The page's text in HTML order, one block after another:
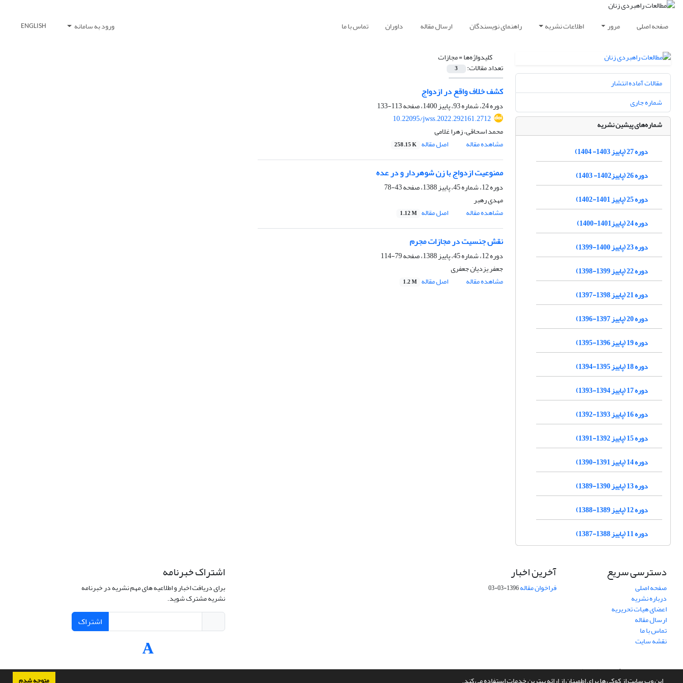
صفحه اصلی مرور اطلاعات نشریه راهنمای نویسندگان ارسال مقاله داوران تماس با ما ورود به سامانه ENGLISH
کلیدواژه‌ها =مجازات
تعداد مقالات: 3
کشف خلاف واقع در ازدواج
دوره 24، شماره 93، پاییز 1400، صفحه
113-133
10.22095/jwss.2022.292161.2712
محمد اسحاقی، زهرا غلامی
مشاهده مقاله
اصل مقاله 258.15 K
ممنوعیت ازدواج با زن شوهردار و در عده
دوره 12، شماره 45، پاییز 1388، صفحه
43-78
مهدی رهبر
مشاهده مقاله
اصل مقاله 1.12 M
نقش جنسیت در مجازات مجرم
دوره 12، شماره 45، پاییز 1388، صفحه
79-114
جعفر یزدیان جعفری
مشاهده مقاله
اصل مقاله 1.2 M
مقالات آماده انتشار
شماره جاری
شماره‌های پیشین نشریه
دوره 27 (پاییز 1403- 1404)
دوره 26 (پاییز1402- 1403)
دوره 25 (پاییز 1401-1402)
دوره 24 (پاییز1401-1400)
دوره 23 (پاییز 1400-1399)
دوره 22 (پاییز 1399-1398)
دوره 21 (پاییز 1398-1397)
دوره 20 (پاییز 1397-1396)
دوره 19 (پاییز 1396-1395)
دوره 18 (پاییز 1395-1394)
دوره 17 (پاییز 1394-1393)
دوره 16 (پاییز 1393-1392)
دوره 15 (پاییز 1392-1391)
دوره 14 (پاییز 1391-1390)
دوره 13 (پاییز 1390-1389)
دوره 12 (پاییز 1389-1388)
دوره 11 (پاییز 1388-1387)
دسترسی سریع
صفحه اصلی
درباره نشریه
اعضای هیات تحریریه
ارسال مقاله
تماس با ما
نقشه سایت
آخرین اخبار
فراخوان مقاله1396-03-03
اشتراک خبرنامه
برای دریافت اخبار و اطلاعیه های مهم نشریه در خبرنامه
نشریه مشترک شوید.
اشتراک
سامانه مدیریت نشریات علمی.طراحی و پیاده سازی ازسیناوب